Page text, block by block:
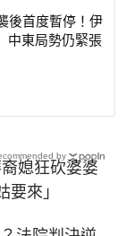
後首度暫停！伊
東局勢仍緊張
媳狂砍婆婆
來」
by